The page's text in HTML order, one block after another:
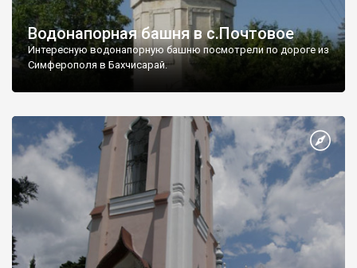
Водонапорная башня в с.Почтовое
Интересную водонапорную башню посмотрели по дороге из
Симферополя в Бахчисарай.